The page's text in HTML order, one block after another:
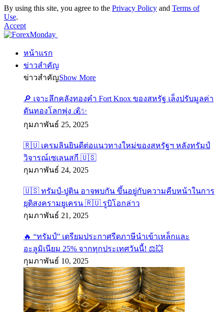
By using this site, you agree to the Privacy Policy and Terms of
Use.
Accept
หน้าแรก
ข่าวสำคัญ
ข่าวสำคัญShow More
🔎 เจาะลึกคลังทองคำ Fort Knox ของสหรัฐ เล็งปรับมูลค่า
ดันทองโลกพุ่ง 💰✨
กุมภาพันธ์ 25, 2025
🇷🇺 เครมลินยินดีต่อแนวทางใหม่ของสหรัฐฯ หลังทรัมป์
วิจารณ์เซเลนสกี 🇺🇸
กุมภาพันธ์ 24, 2025
🇺🇸 ทรัมป์-ปูติน อาจพบกัน ขึ้นอยู่กับความคืบหน้าในการ
ยุติสงครามยูเครน 🇷🇺 รูบิโอกล่าว
กุมภาพันธ์ 21, 2025
🔥 “ทรัมป์” เตรียมประกาศรีดภาษีนำเข้าเหล็กและ
อะลูมิเนียม 25% จากทุกประเทศวันนี้! ⚖️💥
กุมภาพันธ์ 10, 2025